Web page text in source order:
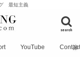
グ 最短主義
search
YouTube